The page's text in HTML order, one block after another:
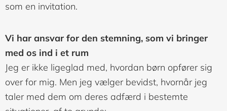
som en invitation.
Vi har ansvar for den stemning, som vi bringer
med os ind i et rum
Jeg er ikke ligeglad med, hvordan børn opfører sig
over for mig. Men jeg vælger bevidst, hvornår jeg
taler med dem om deres adfærd i bestemte